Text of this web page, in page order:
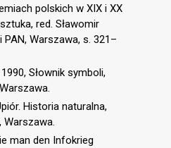
polskich w XIX i XX
red. Sławomir
Warszawa, s. 321–
Słownik symboli,
Historia naturalna,
Warszawa.
man den Infokrieg